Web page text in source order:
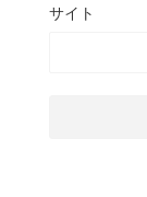
サイト